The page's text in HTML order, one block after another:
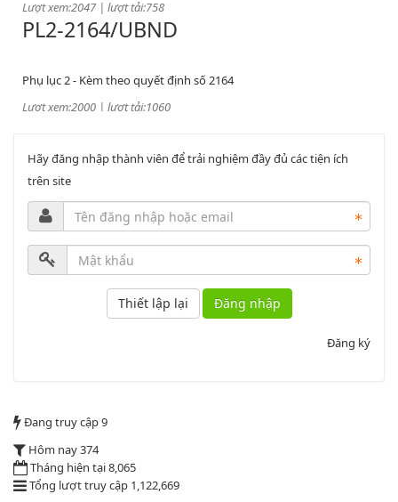
PL2-2164/UBND
Lượt xem:2000 | lượt tải:1060
PL3-2164/UBND
Phụ lục 3 - Kèm theo quyết định số 2164
Lượt xem:2011 | lượt tải:1159
52/2019/QH14
Luật sửa đổi, bổ sung một số điều của luật cán bộ, công chức. luật
công chức
Lượt xem:1787 | lượt tải:547
Lượt xem:3775 | lượt tải:1521
PL1-2164/UBND
Phụ lục 1 - Kèm theo quyết định số 2164
Hãy đăng nhập thành viên để trải nghiệm đầy đủ các tiện ích
trên site
Đăng nhập
Đăng ký
Đang truy cập9
Hôm nay374
Tháng hiện tại8,065
Tổng lượt truy cập 1,122,669